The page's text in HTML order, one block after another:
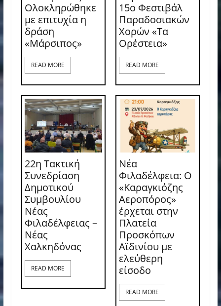
Ολοκληρώθηκε
με επιτυχία η
δράση
«Μάρσιπος»
READ MORE
15ο Φεστιβάλ
Παραδοσιακών
Χορών «Τα
Ορέστεια»
READ MORE
22η Τακτική
Συνεδρίαση
Δημοτικού
Συμβουλίου
Νέας
Φιλαδέλφειας –
Νέας
Χαλκηδόνας
READ MORE
Νέα
Φιλαδέλφεια: Ο
«Καραγκιόζης
Αεροπόρος»
έρχεται στην
Πλατεία
Προσκόπων
Αϊδινίου με
ελεύθερη
είσοδο
READ MORE